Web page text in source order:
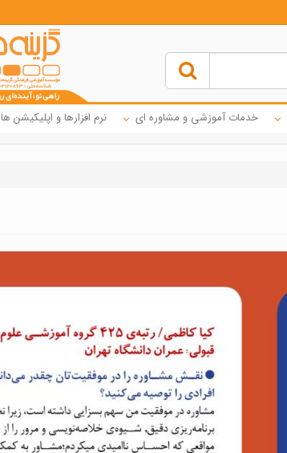
خدمات آموزشی و مشاوره ای نرم افزارها و اپلیکیشن ها